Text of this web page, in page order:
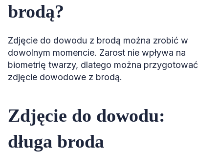
brodą?
Zdjęcie do dowodu z brodą można zrobić w
dowolnym momencie. Zarost nie wpływa na
biometrię twarzy, dlatego można przygotować
zdjęcie dowodowe z brodą.
Zdjęcie do dowodu:
długa broda